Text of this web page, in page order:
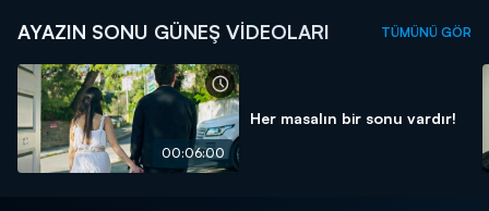
AYAZIN SONU GÜNEŞ VIDEOLARI TÜMÜNÜ GÖR
00:06:00
Her masalın bir sonu vardır!